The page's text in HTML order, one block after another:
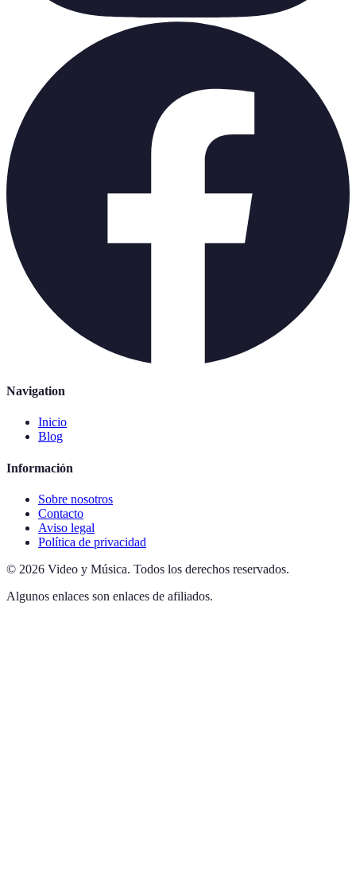
Navigation
Inicio
Blog
Información
Sobre nosotros
Contacto
Aviso legal
Política de privacidad
© 2026 Video y Música. Todos los derechos reservados.
Algunos enlaces son enlaces de afiliados.